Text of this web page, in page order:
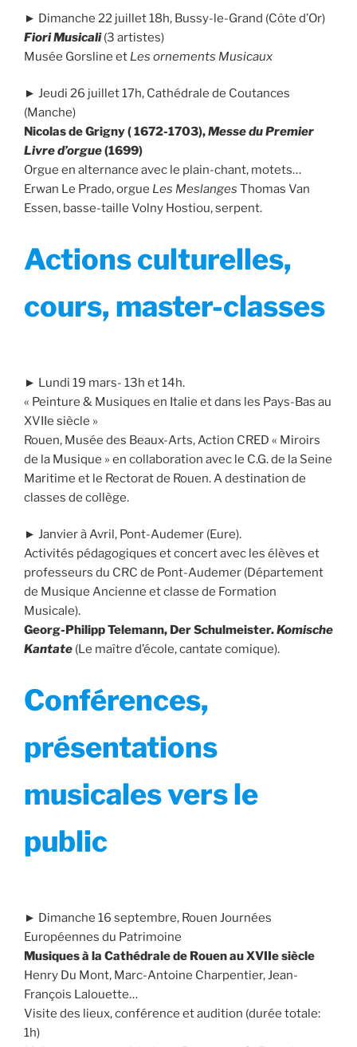
► Dimanche 22 juillet 18h, Bussy-le-Grand (Côte d’Or)
Fiori Musicali(3 artistes)
Musée Gorsline et Les ornements Musicaux
► Jeudi 26 juillet 17h, Cathédrale de Coutances
(Manche)
Nicolas de Grigny ( 1672-1703),Messe du Premier
Livre d’orgue(1699)
Orgue en alternance avec le plain-chant, motets…
Erwan Le Prado, orgue Les Meslanges Thomas Van
Essen, basse-taille Volny Hostiou, serpent.
Actions culturelles,
cours, master-classes
► Lundi 19 mars- 13h et 14h.
« Peinture & Musiques en Italie et dans les Pays-Bas au
XVIIe siècle »
Rouen, Musée des Beaux-Arts, Action CRED « Miroirs
de la Musique » en collaboration avec le C.G. de la Seine
Maritime et le Rectorat de Rouen. A destination de
classes de collège.
► Janvier à Avril, Pont-Audemer (Eure).
Activités pédagogiques et concert avec les élèves et
professeurs du CRC de Pont-Audemer (Département
de Musique Ancienne et classe de Formation
Musicale).
Georg-Philipp Telemann, Der Schulmeister.Komische
Kantate (Le maître d’école, cantate comique).
Conférences,
présentations
musicales vers le
public
► Dimanche 16 septembre, Rouen Journées
Européennes du Patrimoine
Musiques à la Cathédrale de Rouen au XVIIe siècle
Henry Du Mont, Marc-Antoine Charpentier, Jean-
François Lalouette…
Visite des lieux, conférence et audition (durée totale:
1h)